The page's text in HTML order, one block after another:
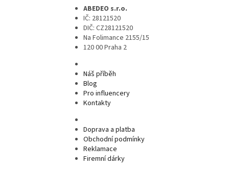
ABEDEO s.r.o.
IČ: 28121520
DIČ: CZ28121520
Na Folimance 2155/15
120 00 Praha 2
Náš příběh
Blog
Pro influencery
Kontakty
Doprava a platba
Obchodní podmínky
Reklamace
Firemní dárky